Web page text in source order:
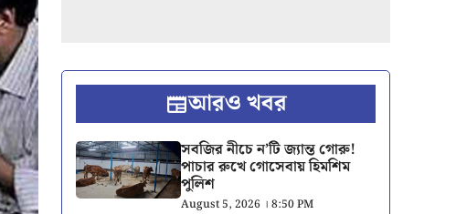
আরও খবর
সবজির নীচে ন’টি জ্যান্ত গোরু!
পাচার রুখে গোসেবায় হিমশিম
পুলিশ
August 5, 2026 । 8:50 PM